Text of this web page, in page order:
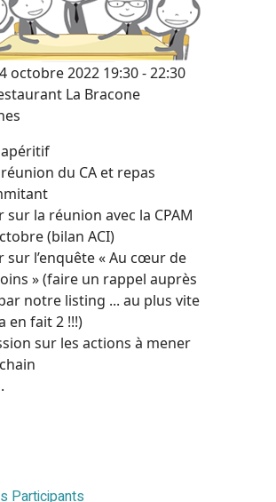
octobre 2022 19:30-22:30
La Bracone
apéritif
du CA et repas
sur la réunion avec la CPAM
(bilan ACI)
sur l’enquête « Au cœur de
» (faire un rappel auprès
notre listing ... au plus vite
en fait 2 !!!)
sur les actions à mener
Participants